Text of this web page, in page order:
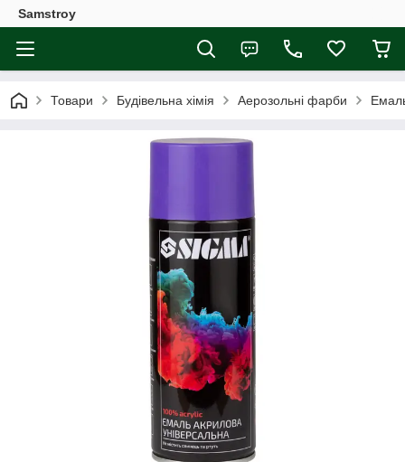
Samstroy
Товари Будівельна хімія Аерозольні фарби